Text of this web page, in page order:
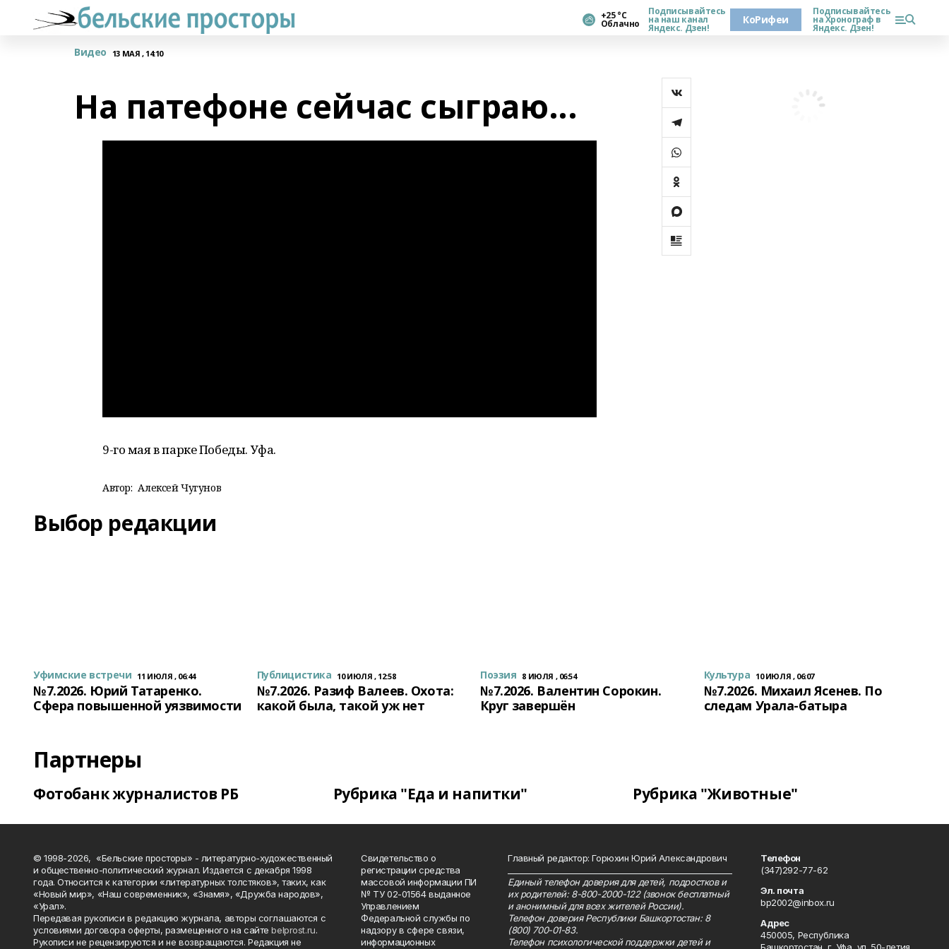
+25 °С
Облачно
Подписывайтесь
на наш канал
Яндекс. Дзен!
КоРифеи
Подписывайтесь
на Хронограф в
Яндекс. Дзен!
Видео 13 МАЯ , 14:10
На патефоне сейчас сыграю...
9-го мая в парке Победы. Уфа.
Автор: Алексей Чугунов
Выбор редакции
Уфимские встречи 11 ИЮЛЯ , 06:44
№7.2026. Юрий Татаренко.
Сфера повышенной уязвимости
Публицистика 10 ИЮЛЯ , 12:58
№7.2026. Разиф Валеев. Охота:
какой была, такой уж нет
Поэзия 8 ИЮЛЯ , 06:54
№7.2026. Валентин Сорокин.
Круг завершён
Культура 10 ИЮЛЯ , 06:07
№7.2026. Михаил Ясенев. По
следам Урала-батыра
Партнеры
Фотобанк журналистов РБ Рубрика "Еда и напитки" Рубрика "Животные"
© 1998-2026, «Бельские просторы» - литературно-художественный
и общественно-политический журнал. Издается с декабря 1998
года. Относится к категории «литературных толстяков», таких, как
«Новый мир», «Наш современник», «Знамя», «Дружба народов»,
«Урал».
Передавая рукописи в редакцию журнала, авторы соглашаются с
условиями договора оферты, размещенного на сайтеbelprost.ru.
Рукописи не рецензируются и не возвращаются. Редакция не
Свидетельство о
регистрации средства
массовой информации ПИ
№ ТУ 02-01564 выданное
Управлением
Федеральной службы по
надзору в сфере связи,
информационных
Главный редактор: Горюхин Юрий Александрович
Единый телефон доверия для детей, подростков и
их родителей: 8-800-2000-122 (звонок бесплатный
и анонимный для всех жителей России).
Телефон доверия Республики Башкортостан: 8
(800) 700-01-83.
Телефон психологической поддержки детей и
Телефон
(347)292-77-62
Эл. почта
bp2002@inbox.ru
Адрес
450005, Республика